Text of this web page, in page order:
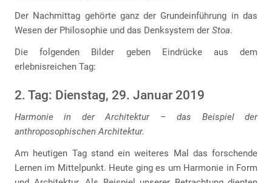
Der Nachmittag gehörte ganz der Grundeinführung in das
Wesen der Philosophie und das Denksystem der Stoa.
Die folgenden Bilder geben Eindrücke aus dem
erlebnisreichen Tag:
2. Tag: Dienstag, 29. Januar 2019
Harmonie in der Architektur – das Beispiel der
anthroposophischen Architektur.
Am heutigen Tag stand ein weiteres Mal das forschende
Lernen im Mittelpunkt. Heute ging es um Harmonie in Form